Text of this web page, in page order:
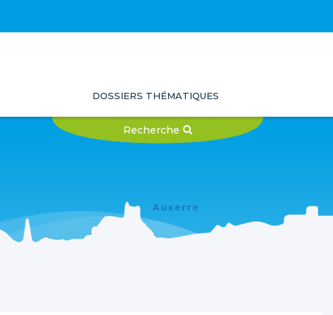
DOSSIERS THÉMATIQUES
Recherche